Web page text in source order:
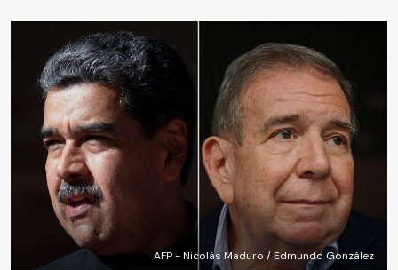
AFP - Nicolás Maduro / Edmundo González